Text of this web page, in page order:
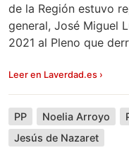
de la Región estuvo
general, José Miguel
2021 al Pleno que
Leer en Laverdad.es ›
PP Noelia Arroyo
Jesús de Nazaret